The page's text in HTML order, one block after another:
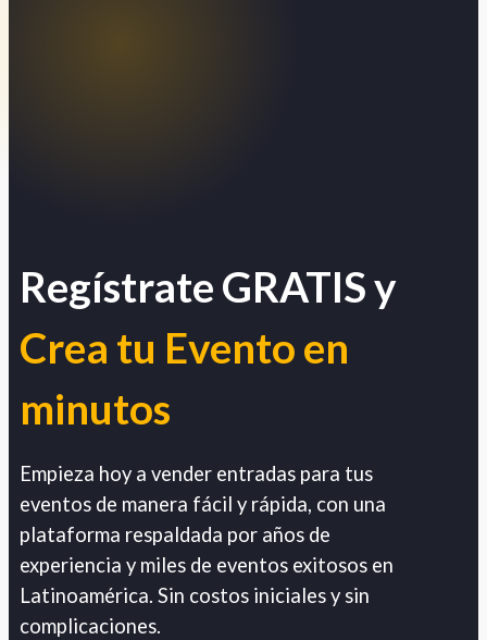
Regístrate GRATIS y
Crea tu Evento en
minutos
Empieza hoy a vender entradas para tus
eventos de manera fácil y rápida, con una
plataforma respaldada por años de
experiencia y miles de eventos exitosos en
Latinoamérica. Sin costos iniciales y sin
complicaciones.